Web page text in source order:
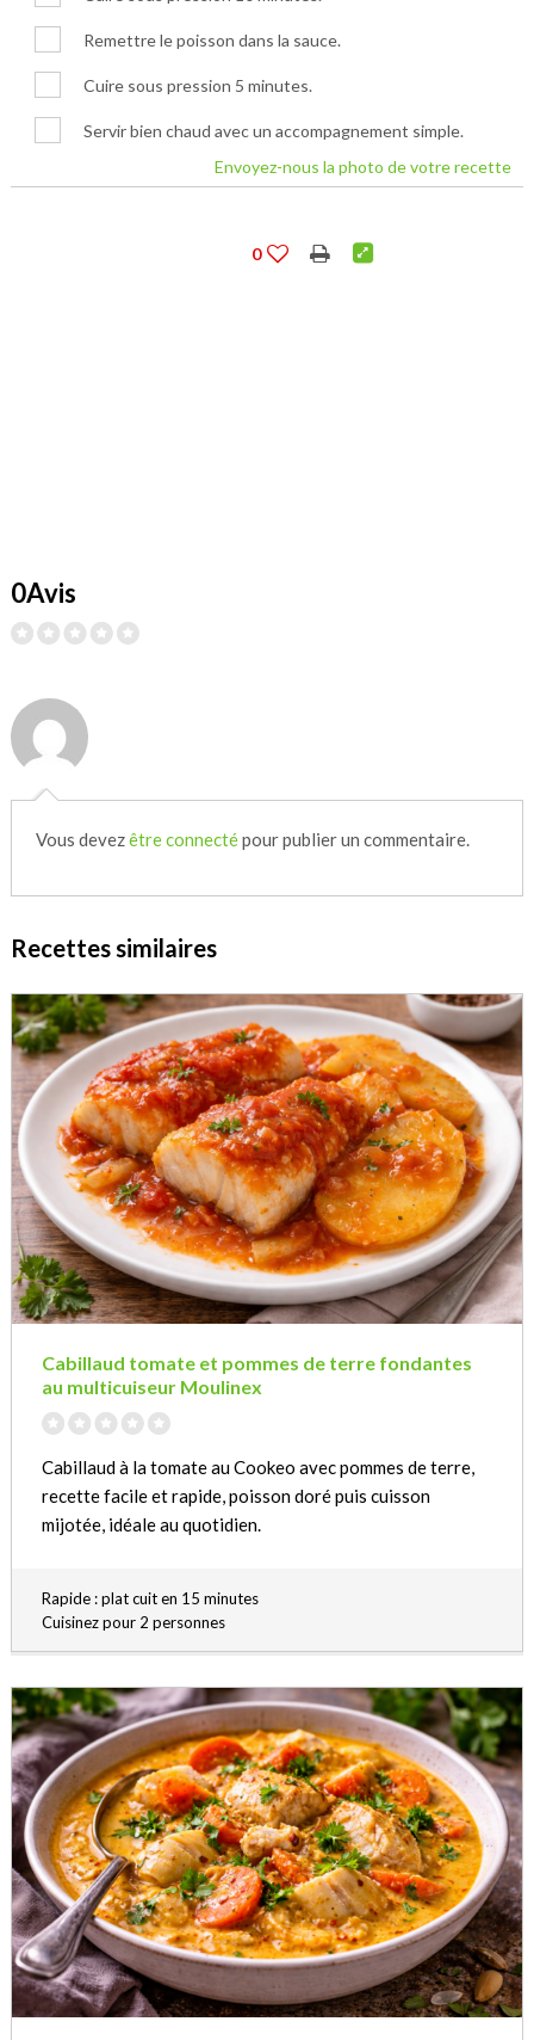
Remettre le poisson dans la sauce.
Cuire sous pression 5 minutes.
Servir bien chaud avec un accompagnement simple.
Envoyez-nous la photo de votre recette
0
0Avis
Vous devezêtre connectépour publier un commentaire.
Recettes similaires
Cabillaud tomate et pommes de terre fondantes
au multicuiseur Moulinex
Cabillaud à la tomate au Cookeo avec pommes de terre,
recette facile et rapide, poisson doré puis cuisson
mijotée, idéale au quotidien.
Rapide : plat cuit en 15 minutes
Cuisinez pour 2 personnes